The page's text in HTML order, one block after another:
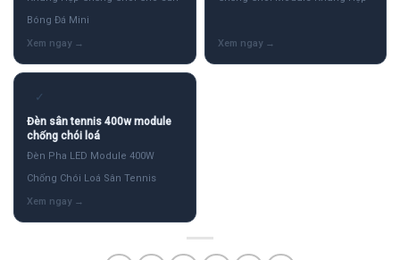
Bóng Đá Mini
✓
Đèn sân tennis 400w module
chống chói loá
Đèn Pha LED Module 400W
Chống Chói Loá Sân Tennis